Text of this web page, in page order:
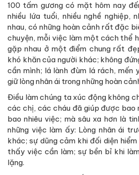
100 tấm gương có mặt hôm nay
nhiều lứa tuổi, nhiều nghề nghiệp,
nhau, có những hoàn cảnh rất đặc
chuyện, mỗi việc làm một cách thể
gặp nhau ở một điểm chung rất
khó khăn của người khác; không
cần mình; lá lành đùm lá rách, mến
giữ lòng nhân ái trong những hoàn
Điều làm chúng ta xúc động không
các chị, các cháu đã giúp được bao
bao nhiêu việc; mà sâu xa hơn là
những việc làm ấy: Lòng nhân ái
khác; sự dũng cảm khi đối diện
thấy việc cần làm; sự bền bỉ khi
lặng.